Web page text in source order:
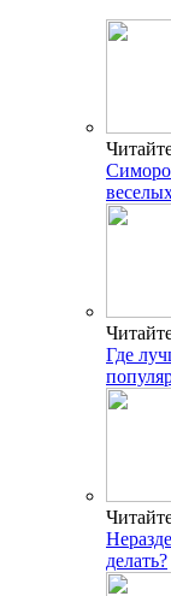
Где
делать?